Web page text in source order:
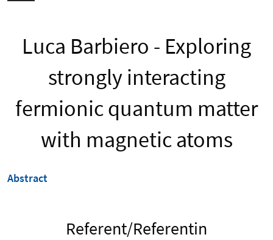
Luca Barbiero - Exploring
strongly interacting
fermionic quantum matter
with magnetic atoms
Abstract
Referent/Referentin